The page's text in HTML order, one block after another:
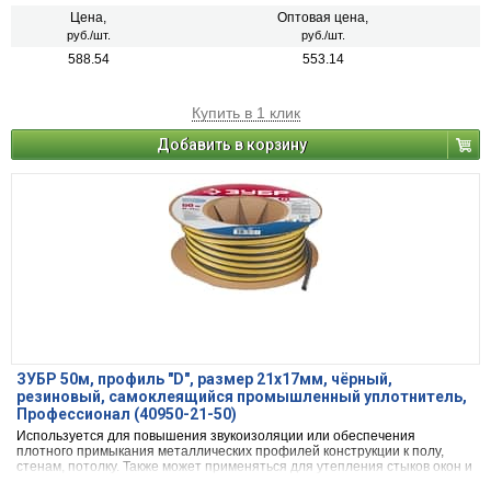
Цена,
руб./шт.
Оптовая цена,
руб./шт.
588.54 553.14
Купить в 1 клик
Добавить в корзину
ЗУБР 50м, профиль ″D″, размер 21х17мм, чёрный,
резиновый, самоклеящийся промышленный уплотнитель,
Профессионал (40950-21-50)
Используется для повышения звукоизоляции или обеспечения
плотного примыкания металлических профилей конструкции к полу,
стенам, потолку. Также может применяться для утепления стыков окон и